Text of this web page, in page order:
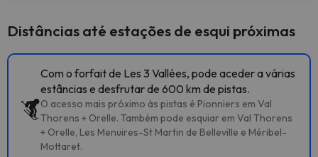
Distâncias até estações de esqui próximas
Com o forfait de Les 3 Vallées, pode aceder a várias
estâncias e desfrutar de 600 km de pistas.
O acesso mais próximo às pistas é Pionniers em Val
Thorens + Orelle. Também pode esquiar em Val Thorens
+ Orelle, Les Menuires-St Martin de Belleville e Méribel-
Mottaret.